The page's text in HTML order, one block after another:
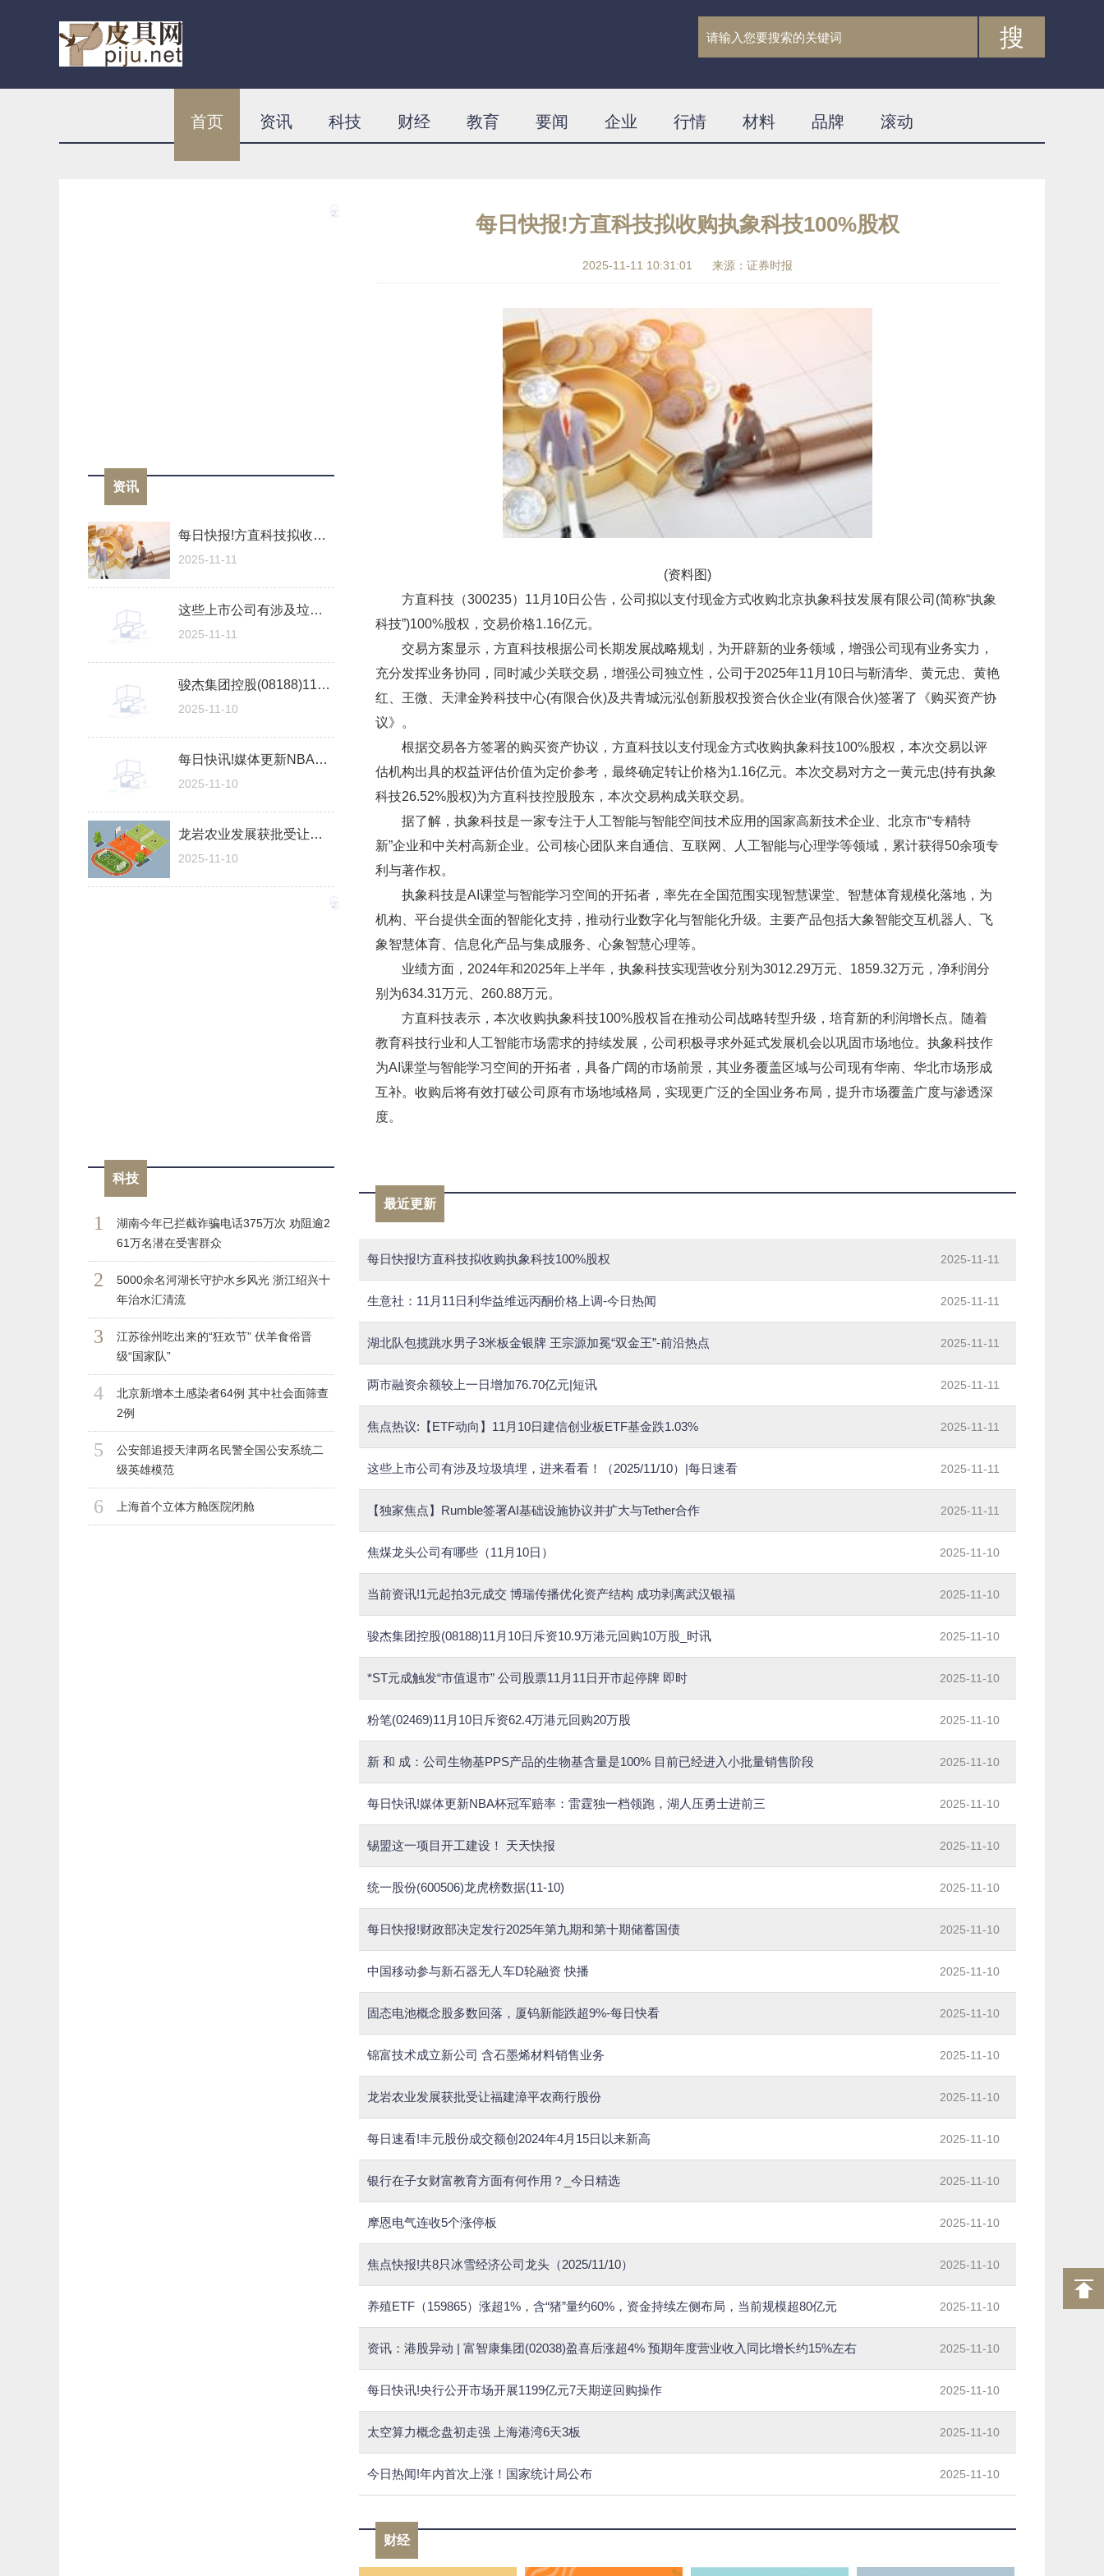
搜
首页 资讯 科技 财经 教育 要闻 企业 行情 材料 品牌 滚动
资讯
每日快报!方直科技拟收购执象科技100%股权
2025-11-11
这些上市公司有涉及垃圾填埋，进来看看！（2025/11/10）|每日速看
2025-11-11
骏杰集团控股(08188)11月10日斥资10.9万港元回购10万股_时讯
2025-11-10
每日快讯!媒体更新NBA杯冠军赔率：雷霆独一档领跑，湖人压勇士进前三
2025-11-10
龙岩农业发展获批受让福建漳平农商行股份
2025-11-10
科技
1
湖南今年已拦截诈骗电话375万次 劝阻逾2
61万名潜在受害群众
2
5000余名河湖长守护水乡风光 浙江绍兴十
年治水汇清流
3
江苏徐州吃出来的“狂欢节” 伏羊食俗晋
级“国家队”
4
北京新增本土感染者64例 其中社会面筛查
2例
5
公安部追授天津两名民警全国公安系统二
级英雄模范
6 上海首个立体方舱医院闭舱
每日快报!方直科技拟收购执象科技100%股权
2025-11-11 10:31:01 来源：证券时报
(资料图)
方直科技（300235）11月10日公告，公司拟以支付现金方式收购北京执象科技发展有限公司(简称“执象
科技”)100%股权，交易价格1.16亿元。
交易方案显示，方直科技根据公司长期发展战略规划，为开辟新的业务领域，增强公司现有业务实力，
充分发挥业务协同，同时减少关联交易，增强公司独立性，公司于2025年11月10日与靳清华、黄元忠、黄艳
红、王微、天津金羚科技中心(有限合伙)及共青城沅泓创新股权投资合伙企业(有限合伙)签署了《购买资产协
议》。
根据交易各方签署的购买资产协议，方直科技以支付现金方式收购执象科技100%股权，本次交易以评
估机构出具的权益评估价值为定价参考，最终确定转让价格为1.16亿元。本次交易对方之一黄元忠(持有执象
科技26.52%股权)为方直科技控股股东，本次交易构成关联交易。
据了解，执象科技是一家专注于人工智能与智能空间技术应用的国家高新技术企业、北京市“专精特
新”企业和中关村高新企业。公司核心团队来自通信、互联网、人工智能与心理学等领域，累计获得50余项专
利与著作权。
执象科技是AI课堂与智能学习空间的开拓者，率先在全国范围实现智慧课堂、智慧体育规模化落地，为
机构、平台提供全面的智能化支持，推动行业数字化与智能化升级。主要产品包括大象智能交互机器人、飞
象智慧体育、信息化产品与集成服务、心象智慧心理等。
业绩方面，2024年和2025年上半年，执象科技实现营收分别为3012.29万元、1859.32万元，净利润分
别为634.31万元、260.88万元。
方直科技表示，本次收购执象科技100%股权旨在推动公司战略转型升级，培育新的利润增长点。随着
教育科技行业和人工智能市场需求的持续发展，公司积极寻求外延式发展机会以巩固市场地位。执象科技作
为AI课堂与智能学习空间的开拓者，具备广阔的市场前景，其业务覆盖区域与公司现有华南、华北市场形成
互补。收购后将有效打破公司原有市场地域格局，实现更广泛的全国业务布局，提升市场覆盖广度与渗透深
度。
最近更新
每日快报!方直科技拟收购执象科技100%股权 2025-11-11
生意社：11月11日利华益维远丙酮价格上调-今日热闻 2025-11-11
湖北队包揽跳水男子3米板金银牌 王宗源加冕“双金王”-前沿热点 2025-11-11
两市融资余额较上一日增加76.70亿元|短讯 2025-11-11
焦点热议:【ETF动向】11月10日建信创业板ETF基金跌1.03% 2025-11-11
这些上市公司有涉及垃圾填埋，进来看看！（2025/11/10）|每日速看 2025-11-11
【独家焦点】Rumble签署AI基础设施协议并扩大与Tether合作 2025-11-11
焦煤龙头公司有哪些（11月10日） 2025-11-10
当前资讯!1元起拍3元成交 博瑞传播优化资产结构 成功剥离武汉银福 2025-11-10
骏杰集团控股(08188)11月10日斥资10.9万港元回购10万股_时讯 2025-11-10
*ST元成触发“市值退市” 公司股票11月11日开市起停牌 即时 2025-11-10
粉笔(02469)11月10日斥资62.4万港元回购20万股 2025-11-10
新 和 成：公司生物基PPS产品的生物基含量是100% 目前已经进入小批量销售阶段 2025-11-10
每日快讯!媒体更新NBA杯冠军赔率：雷霆独一档领跑，湖人压勇士进前三 2025-11-10
锡盟这一项目开工建设！ 天天快报 2025-11-10
统一股份(600506)龙虎榜数据(11-10) 2025-11-10
每日快报!财政部决定发行2025年第九期和第十期储蓄国债 2025-11-10
中国移动参与新石器无人车D轮融资 快播 2025-11-10
固态电池概念股多数回落，厦钨新能跌超9%-每日快看 2025-11-10
锦富技术成立新公司 含石墨烯材料销售业务 2025-11-10
龙岩农业发展获批受让福建漳平农商行股份 2025-11-10
每日速看!丰元股份成交额创2024年4月15日以来新高 2025-11-10
银行在子女财富教育方面有何作用？_今日精选 2025-11-10
摩恩电气连收5个涨停板 2025-11-10
焦点快报!共8只冰雪经济公司龙头（2025/11/10） 2025-11-10
养殖ETF（159865）涨超1%，含“猪”量约60%，资金持续左侧布局，当前规模超80亿元 2025-11-10
资讯：港股异动 | 富智康集团(02038)盈喜后涨超4% 预期年度营业收入同比增长约15%左右 2025-11-10
每日快讯!央行公开市场开展1199亿元7天期逆回购操作 2025-11-10
太空算力概念盘初走强 上海港湾6天3板 2025-11-10
今日热闻!年内首次上涨！国家统计局公布 2025-11-10
财经